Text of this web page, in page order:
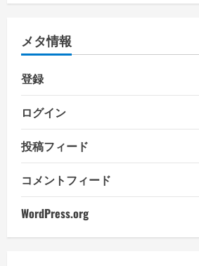
メタ情報
登録
ログイン
投稿フィード
コメントフィード
WordPress.org